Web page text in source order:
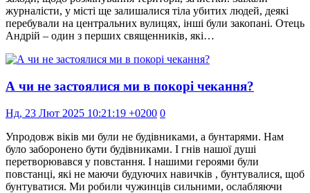
журналісти, у місті ще залишалися тіла убитих людей, деякі
перебували на центральних вулицях, інші були закопані. Отець
Андрій – один з перших священників, які…
А чи не застоялися ми в покорі чекання?
Нд, 23 Лют 2025 10:21:19 +0200 0
Упродовж віків ми були не будівниками, а бунтарями. Нам
було заборонено бути будівниками. І гнів нашої душі
перетворювався у повстання. І нашими героями були
повстанці, які не маючи будуючих навичків , бунтувалися, щоб
бунтуватися. Ми робили чужинців сильними, ослабляючи